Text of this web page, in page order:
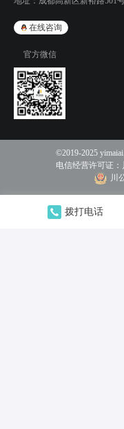
拨打电话
在线咨询
官方微信
©2019-2025
电信经营许可证：
川